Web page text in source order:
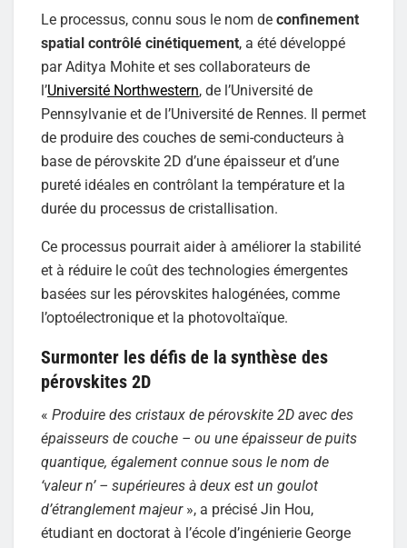
Le processus, connu sous le nom de confinement
spatial contrôlé cinétiquement, a été développé
par Aditya Mohite et ses collaborateurs de
l’Université Northwestern, de l’Université de
Pennsylvanie et de l’Université de Rennes. Il permet
de produire des couches de semi-conducteurs à
base de pérovskite 2D d’une épaisseur et d’une
pureté idéales en contrôlant la température et la
durée du processus de cristallisation.
Ce processus pourrait aider à améliorer la stabilité
et à réduire le coût des technologies émergentes
basées sur les pérovskites halogénées, comme
l’optoélectronique et la photovoltaïque.
Surmonter les défis de la synthèse des
pérovskites 2D
« Produire des cristaux de pérovskite 2D avec des
épaisseurs de couche – ou une épaisseur de puits
quantique, également connue sous le nom de
‘valeur n’ – supérieures à deux est un goulot
d’étranglement majeur», a précisé Jin Hou,
étudiant en doctorat à l’école d’ingénierie George